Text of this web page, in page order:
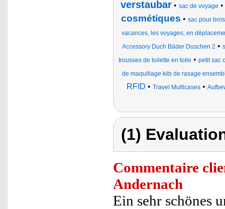
verstaubar • sac de voyage •
cosmétiques • sac pour
vacances, les voyages, en
Accessory Duch Bäder Duschen 2 •
trousses de toilette en toile • petit sac
de maquillage kits de rasage
RFID • Travel Multicases•
(1)
Commentaire
Andernach
Ein sehr schönes